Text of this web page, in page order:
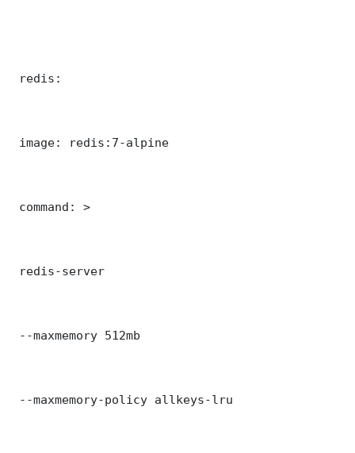
redis:
image: redis:7-alpine
command: >
redis-server
--maxmemory 512mb
--maxmemory-policy allkeys-lru